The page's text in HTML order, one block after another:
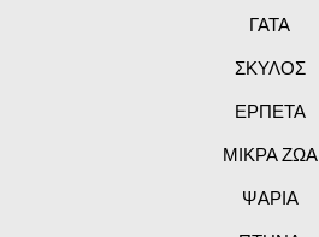
ΓΑΤΑ
ΣΚΥΛΟΣ
ΕΡΠΕΤΑ
ΜΙΚΡΑ ΖΩΑ
ΨΑΡΙΑ